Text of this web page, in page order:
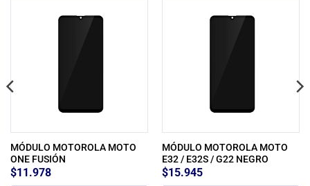
MÓDULO MOTOROLA MOTO
ONE FUSIÓN
$11.978
MÓDULO MOTOROLA MOTO
E32 / E32S / G22 NEGRO
$15.945